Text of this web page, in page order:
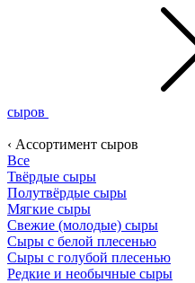
сыров
‹ Ассортимент сыров
Все
Твёрдые сыры
Полутвёрдые сыры
Мягкие сыры
Свежие (молодые) сыры
Сыры с белой плесенью
Сыры с голубой плесенью
Редкие и необычные сыры